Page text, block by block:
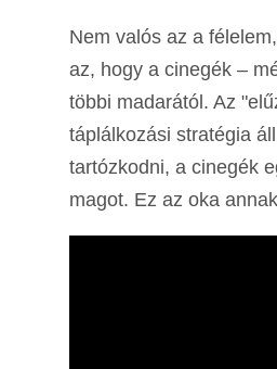
Nem valós az a
az, hogy a cinegék –
többi madarától. Az
táplálkozási stratégia
tartózkodni, a cinegék
magot. Ez az oka